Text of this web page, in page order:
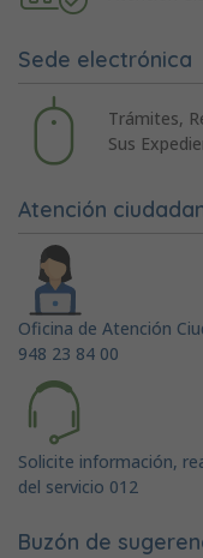
Sede electrónica
Trámites,
Sus
Atención
Oficina de Atención
948 23 84 00
Solicite información,
del servicio 012
Buzón de